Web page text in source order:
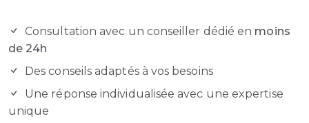
Consultation avec un conseiller dédié en moins
de 24h
Des conseils adaptés à vos besoins
Une réponse individualisée avec une expertise
unique